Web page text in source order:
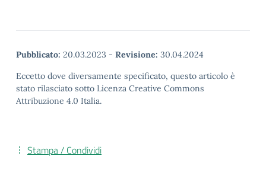
Pubblicato: 20.03.2023 - Revisione: 30.04.2024
Eccetto dove diversamente specificato, questo articolo è
stato rilasciato sotto Licenza Creative Commons
Attribuzione 4.0 Italia.
Stampa / Condividi